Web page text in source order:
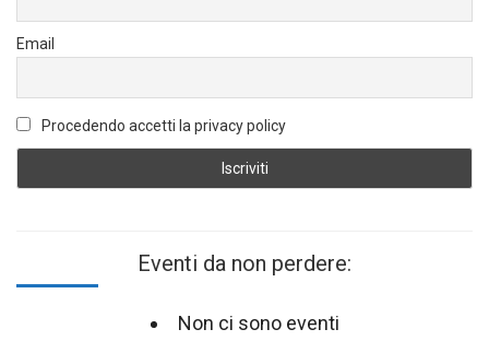
Email
Procedendo accetti la privacy policy
Eventi da non perdere:
Non ci sono eventi